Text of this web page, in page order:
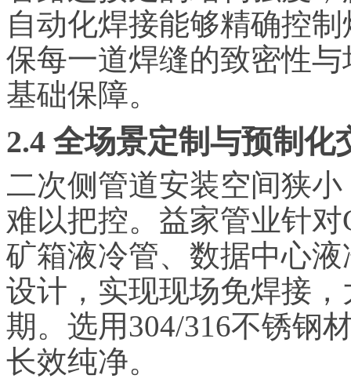
自动化焊接能够精确控
保每一道焊缝的致密性
基础保障。
2.4 全场景定制与预制化
二次侧管道安装空间狭
难以把控。益家管业针
矿箱液冷管、数据中心
设计，实现现场免焊接
期。选用304/316不锈钢
长效纯净。